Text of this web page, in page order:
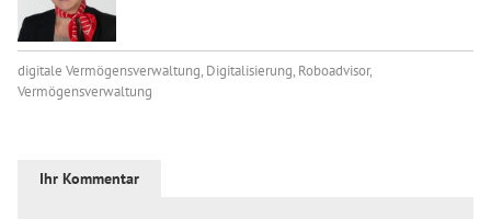
digitale Vermögensverwaltung, Digitalisierung, Roboadvisor,
Vermögensverwaltung
Ihr Kommentar